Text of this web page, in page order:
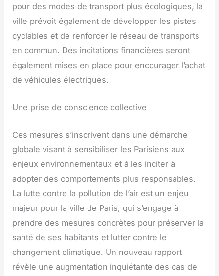
pour des modes de transport plus écologiques, la
ville prévoit également de développer les pistes
cyclables et de renforcer le réseau de transports
en commun. Des incitations financières seront
également mises en place pour encourager l’achat
de véhicules électriques.
Une prise de conscience collective
Ces mesures s’inscrivent dans une démarche
globale visant à sensibiliser les Parisiens aux
enjeux environnementaux et à les inciter à
adopter des comportements plus responsables.
La lutte contre la pollution de l’air est un enjeu
majeur pour la ville de Paris, qui s’engage à
prendre des mesures concrètes pour préserver la
santé de ses habitants et lutter contre le
changement climatique. Un nouveau rapport
révèle une augmentation inquiétante des cas de